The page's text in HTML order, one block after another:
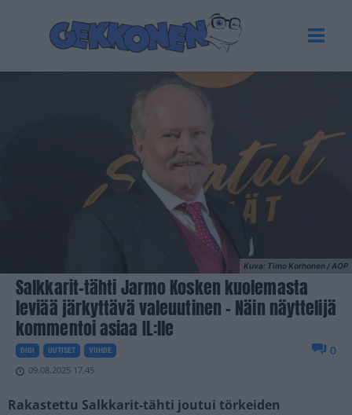
Kuva: Timo Korhonen / AOP
Salkkarit-tähti Jarmo Kosken kuolemasta
leviää järkyttävä valeuutinen – Näin näyttelijä
kommentoi asiaa IL:lle
DIGI UUTISET VIIHDE
09.08.2025 17.45
0
Rakastettu Salkkarit-tähti joutui törkeiden